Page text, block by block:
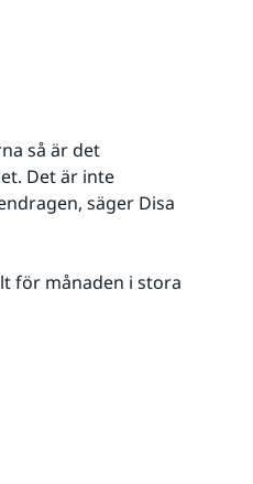
så är det
Det är inte
säger Disa
för månaden i stora